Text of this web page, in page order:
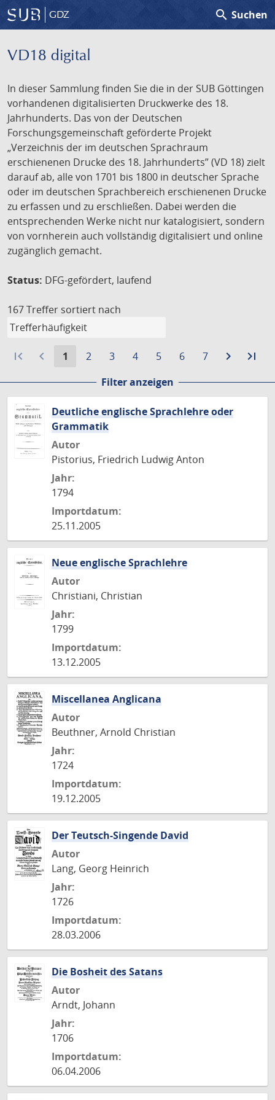
GDZ search Suchen
VD18 digital
In dieser Sammlung finden Sie die in der SUB Göttingen
vorhandenen digitalisierten Druckwerke des 18.
Jahrhunderts. Das von der Deutschen
Forschungsgemeinschaft geförderte Projekt
„Verzeichnis der im deutschen Sprachraum
erschienenen Drucke des 18. Jahrhunderts” (VD 18) zielt
darauf ab, alle von 1701 bis 1800 in deutscher Sprache
oder im deutschen Sprachbereich erschienenen Drucke
zu erfassen und zu erschließen. Dabei werden die
entsprechenden Werke nicht nur katalogisiert, sondern
von vornherein auch vollständig digitalisiert und online
zugänglich gemacht.
Status: DFG-gefördert, laufend
167 Treffer sortiert nach
first_page navigate_before
Aktuelle
1
Gehe
Seite
2
Gehe
Seite
3
Gehe
Seite
4
Gehe
Seite
5
Gehe
Seite
6
Gehe
Seite
7 navigate_next
Zur
Seite
last_page
Filter anzeigen
Deutliche englische Sprachlehre oder
Grammatik
Autor
Pistorius, Friedrich Ludwig Anton
Jahr:
1794
Importdatum:
25.11.2005
Neue englische Sprachlehre
Autor
Christiani, Christian
Jahr:
1799
Importdatum:
13.12.2005
Miscellanea Anglicana
Autor
Beuthner, Arnold Christian
Jahr:
1724
Importdatum:
19.12.2005
Der Teutsch-Singende David
Autor
Lang, Georg Heinrich
Jahr:
1726
Importdatum:
28.03.2006
Die Bosheit des Satans
Autor
Arndt, Johann
Jahr:
1706
Importdatum:
06.04.2006